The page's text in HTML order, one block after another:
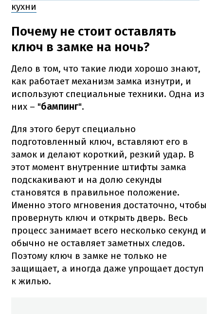
кухни
Почему не стоит оставлять
ключ в замке на ночь?
Дело в том, что такие люди хорошо знают,
как работает механизм замка изнутри, и
используют специальные техники. Одна из
них – "бампинг".
Для этого берут специально
подготовленный ключ, вставляют его в
замок и делают короткий, резкий удар. В
этот момент внутренние штифты замка
подскакивают и на долю секунды
становятся в правильное положение.
Именно этого мгновения достаточно, чтобы
провернуть ключ и открыть дверь. Весь
процесс занимает всего несколько секунд и
обычно не оставляет заметных следов.
Поэтому ключ в замке не только не
защищает, а иногда даже упрощает доступ
к жилью.